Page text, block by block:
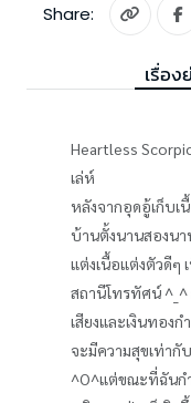
Share:
เรื่อง
Heartless
เล่ห์
หลังจากอุดอู้เก็บเ
บ้านตั้งนานสองนา
แต่งเนื้อแต่งตัวดีๆ
สถานีโทรทัศน์
เสียงและเงินทองก
จะมีความสุขเท่ากั
^O^แต่ขณะที่ฉันกำ